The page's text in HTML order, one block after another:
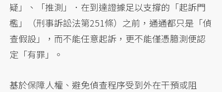
疑」、「推測」．在到達證據足以支撐的「起訴門
檻」（刑事訴訟法第251條）之前，通通都只是「偵
查假設」，而不能任意起訴，更不能僅憑臆測便認
定「有罪」。
基於保障人權、避免偵查程序受到外在干預或阻